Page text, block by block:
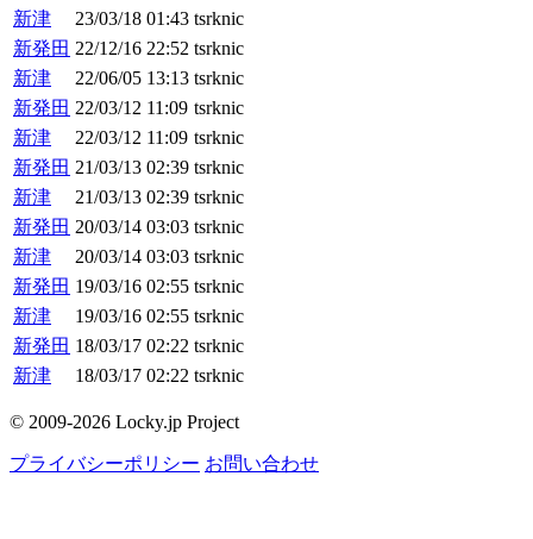
新津
23/03/18 01:43 tsrknic
新発田 22/12/16 22:52 tsrknic
新津
22/06/05 13:13 tsrknic
新発田 22/03/12 11:09 tsrknic
新津
22/03/12 11:09 tsrknic
新発田 21/03/13 02:39 tsrknic
新津
21/03/13 02:39 tsrknic
新発田 20/03/14 03:03 tsrknic
新津
20/03/14 03:03 tsrknic
新発田 19/03/16 02:55 tsrknic
新津
19/03/16 02:55 tsrknic
新発田 18/03/17 02:22 tsrknic
新津
18/03/17 02:22 tsrknic
© 2009-2026 Locky.jp Project
プライバシーポリシー お問い合わせ